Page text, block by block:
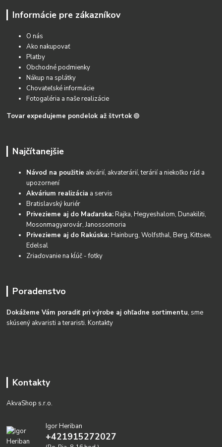
Informácie pre zákazníkov
O nás
Ako nakupovať
Platby
Obchodné podmienky
Nákup na splátky
Chovateľské informácie
Fotogaléria a naše realizácie
Tovar expedujeme pondelok až štvrtok 🟢
Najčítanejšie
Návod na použitie akvárií, akvaterárií, terárií a niekoľko rád a
upozornení
Akvárium realizácia a servis
Bratislavský kuriér
Privezieme aj do Maďarska:Rajka, Hegyeshalom, Dunakiliti,
Mosonmagyarovár, Janossomoria
Privezieme aj do Rakúska:Hainburg, Wolfsthal, Berg, Kittsee,
Edelsal
Zriaďovanie na kĺúč - fotky
Poradenstvo
Dokážeme Vám poradiť pri výrobe aj ohľadne sortimentu, sme
skúsený akvaristi a teraristi.Kontakty
Kontakty
AkvaShop s.r.o.
Igor Heriban
+421915272027